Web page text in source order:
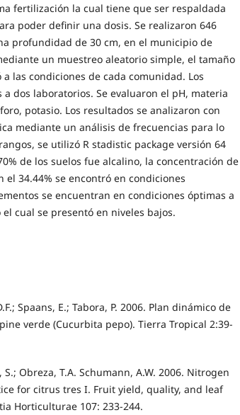
fertilización la cual tiene que ser respaldada
poder definir una dosis. Se realizaron 646
profundidad de 30 cm, en el municipio de
un muestreo aleatorio simple, el tamaño
las condiciones de cada comunidad. Los
dos laboratorios. Se evaluaron el pH, materia
potasio. Los resultados se analizaron con
mediante un análisis de frecuencias para lo
se utilizó R stadistic package versión 64
de los suelos fue alcalino, la concentración de
el 34.44% se encontró en condiciones
se encuentran en condiciones óptimas a
cual se presentó en niveles bajos.
Spaans, E.; Tabora, P. 2006. Plan dinámico de
verde (Cucurbita pepo). Tierra Tropical 2:39-
S.; Obreza, T.A. Schumann, A.W. 2006. Nitrogen
for citrus tres I. Fruit yield, quality, and leaf
Horticulturae 107: 233-244.